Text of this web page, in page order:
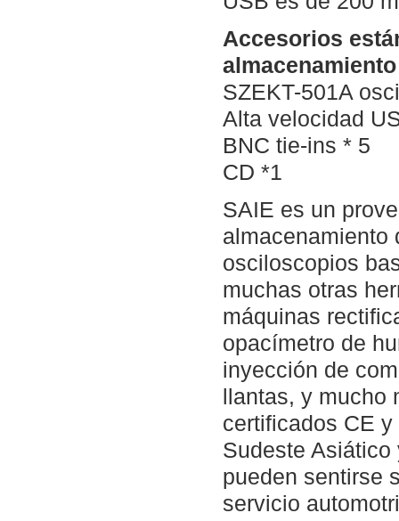
Accesorios
SZEKT-501A
Alta velocidad
BNC tie-ins * 5
CD *1
SAIE es un
almacenamiento
osciloscopios
muchas otras
máquinas
opacímetro de
inyección de
llantas, y mucho
certificados CE
Sudeste
pueden sentirse
servicio